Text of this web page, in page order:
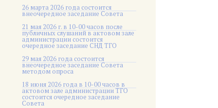
26 марта 2026 года состоится
внеочередное заседание Совета
21 мая 2026 г. в 10-00 часов после
публичных слушаний в актовом зале
администрации состоится
очередное заседание СНД ТГО
29 мая 2026 года состоится
внеочередное заседание Совета
методом опроса
18 июня 2026 года в 10-00 часов в
актовом зале администрации ТГО
состоится очередное заседание
Совета